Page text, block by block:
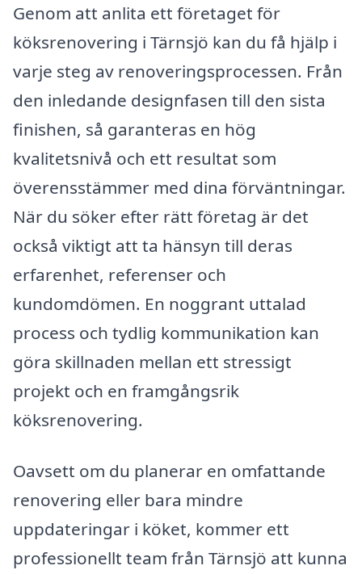
Genom att anlita ett företaget för
köksrenovering i Tärnsjö kan du få hjälp i
varje steg av renoveringsprocessen. Från
den inledande designfasen till den sista
finishen, så garanteras en hög
kvalitetsnivå och ett resultat som
överensstämmer med dina förväntningar.
När du söker efter rätt företag är det
också viktigt att ta hänsyn till deras
erfarenhet, referenser och
kundomdömen. En noggrant uttalad
process och tydlig kommunikation kan
göra skillnaden mellan ett stressigt
projekt och en framgångsrik
köksrenovering.
Oavsett om du planerar en omfattande
renovering eller bara mindre
uppdateringar i köket, kommer ett
professionellt team från Tärnsjö att kunna